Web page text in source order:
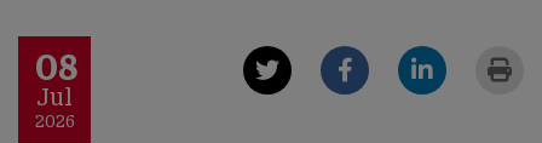
08
Jul
2026